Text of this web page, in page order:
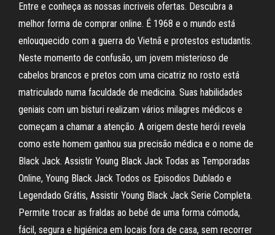
Entre e conheça as nossas incriveis ofertas. Descubra a
melhor forma de comprar online. É 1968 e o mundo está
enlouquecido com a guerra do Vietnã e protestos estudantis.
Neste momento de confusão, um jovem misterioso de
cabelos brancos e pretos com uma cicatriz no rosto está
matriculado numa faculdade de medicina. Suas habilidades
geniais com um bisturi realizam vários milagres médicos e
começam a chamar a atenção. A origem deste herói revela
como este homem ganhou sua precisão médica e o nome de
Black Jack. Assistir Young Black Jack Todas as Temporadas
Online, Young Black Jack Todos os Episodios Dublado e
Legendado Grátis, Assistir Young Black Jack Serie Completa.
Permite trocar as fraldas ao bebé de uma forma cómoda,
fácil, segura e higiénica em locais fora de casa, sem recorrer